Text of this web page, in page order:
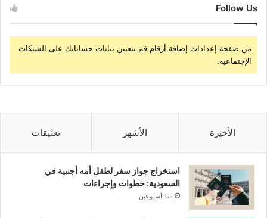
Follow Us
من صفحة إعدادات إضافة أرقام قم بتعيين بيانات حساباتك على الشبكات
الإجتماعية.
الأخيرة الأشهر تعليقات
استخراج جواز سفر لطفل أمه أجنبية في
السعودية: خطوات وإجراءات
منذ أسبوعين